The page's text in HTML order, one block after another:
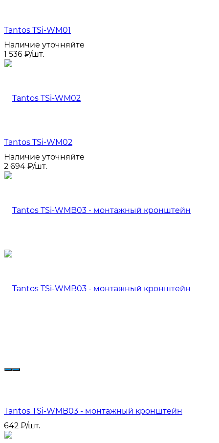
Tantos TSi-WM01
Наличие уточняйте
1 536 ₽/шт.
Tantos TSi-WM02
Наличие уточняйте
2 694 ₽/шт.
Tantos TSi-WMB03 - монтажный кронштейн
642 ₽/шт.